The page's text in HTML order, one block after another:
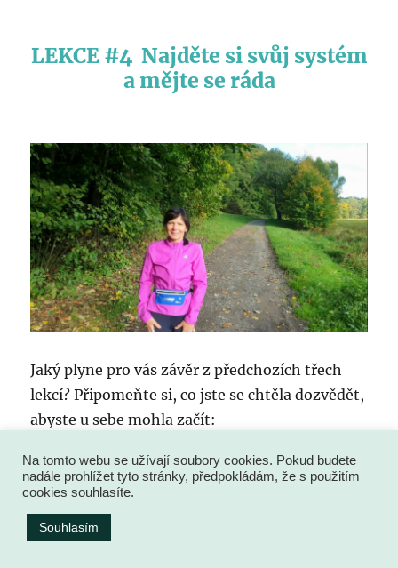
LEKCE #4 Najděte si svůj systém
a mějte se ráda
Jaký plyne pro vás závěr z předchozích třech
lekcí? Připomeňte si, co jste se chtěla dozvědět,
abyste u sebe mohla začít:
Zpomalit stárnutí
Zhubnout
Cítit se líp ve svém těle
Na tomto webu se užívají soubory cookies. Pokud budete
nadále prohlížet tyto stránky, předpokládám, že s použitím
cookies souhlasíte.
Souhlasím